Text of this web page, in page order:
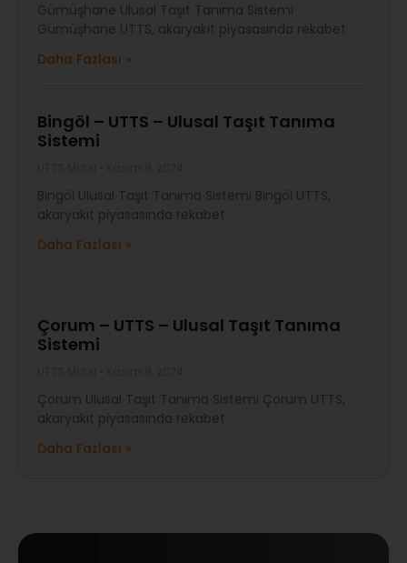
Gümüşhane Ulusal Taşıt Tanıma Sistemi
Gümüşhane UTTS, akaryakıt piyasasında rekabet
Daha Fazlası »
Bingöl – UTTS – Ulusal Taşıt Tanıma
Sistemi
Bingöl Ulusal Taşıt Tanıma Sistemi Bingöl UTTS,
akaryakıt piyasasında rekabet
Daha Fazlası »
Çorum – UTTS – Ulusal Taşıt Tanıma
Sistemi
Çorum Ulusal Taşıt Tanıma Sistemi Çorum UTTS,
akaryakıt piyasasında rekabet
Daha Fazlası »